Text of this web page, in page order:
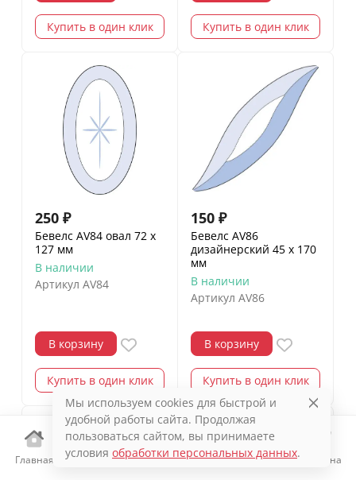
Главная Каталог Избранное Корзина
Купить в один клик Купить в один клик
250 ₽
Бевелс AV84 овал 72 х
127 мм
В наличии
Артикул AV84
В корзину
Купить в один клик
150 ₽
Бевелс AV86
дизайнерский 45 х 170
мм
В наличии
Артикул AV86
В корзину
Купить в один клик
Мы используем cookies для быстрой и
удобной работы сайта. Продолжая
пользоваться сайтом, вы принимаете
условия обработки персональных данных.